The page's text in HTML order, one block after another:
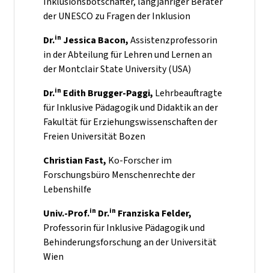
der UNESCO zu Fragen der Inklusion
Dr.in Jessica Bacon,Assistenzprofessorin
in der Abteilung für Lehren und Lernen an
der Montclair State University (USA)
Dr.in Edith Brugger-Paggi, Lehrbeauftragte
für Inklusive Pädagogik und Didaktik an der
Fakultät für Erziehungswissenschaften der
Freien Universität Bozen
Christian Fast, Ko-Forscher im
Forschungsbüro Menschenrechte der
Lebenshilfe
Univ.-Prof.in Dr.in Franziska Felder,
Professorin für Inklusive Pädagogik und
Behinderungsforschung an der Universität
Wien